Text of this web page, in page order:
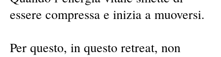
essere compressa e inizia a muoversi.
Per questo, in questo retreat, non